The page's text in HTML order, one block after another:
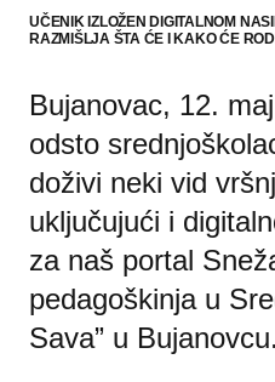
UČENIK IZLOŽEN DIGITALNOM
RAZMIŠLJA ŠTA ĆE I KAKO ĆE
Bujanovac, 12.
odsto
doživi neki vid
uključujući i
za naš portal
pedagoškinja u
Sava” u Bujanovcu.